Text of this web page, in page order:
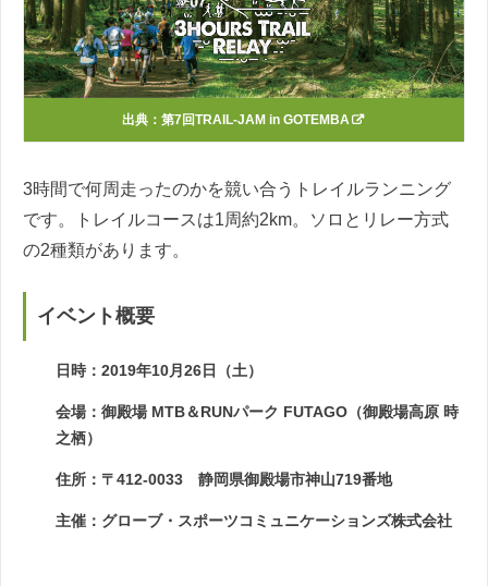
出典： 第7回TRAIL-JAM in GOTEMBA
3時間で何周走ったのかを競い合うトレイルランニング
です。トレイルコースは1周約2km。ソロとリレー方式
の2種類があります。
イベント概要
日時：2019年10月26日（土）
会場：御殿場 MTB＆RUNパーク FUTAGO（御殿場高原 時
之栖）
住所：〒412-0033 静岡県御殿場市神山719番地
主催：グローブ・スポーツコミュニケーションズ株式会社